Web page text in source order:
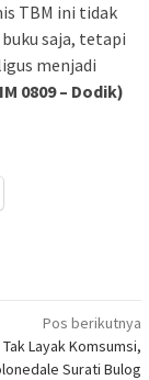
TBM ini tidak
saja, tetapi
menjadi
0809 – Dodik)
Pos berikutnya
Layak Komsumsi,
Surati Bulog